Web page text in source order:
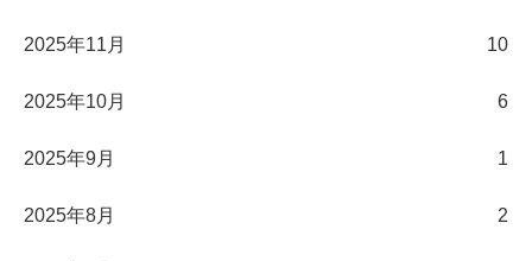
2025年11月 10
2025年10月 6
2025年9月 1
2025年8月 2